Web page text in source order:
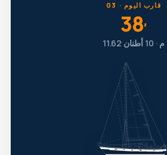
03 · قارب اليوم
38′
11.62 م · 10 أطنان